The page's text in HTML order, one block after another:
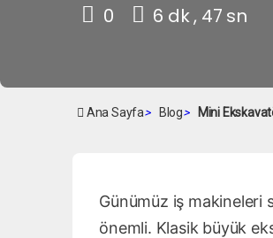
0 6 dk , 47 sn
Ana Sayfa> Blog> Mini
Günümüz iş makineleri
önemli. Klasik büyük